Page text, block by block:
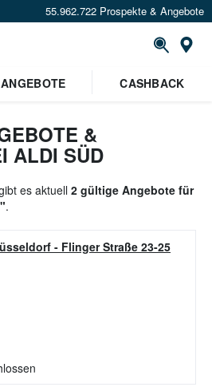
55.962.722 Prospekte & Angebote
festlegen
ANGEBOTE CASHBACK
&
ALDI SÜD
es aktuell 2 gültige Angebote für
.
- Flinger Straße 23-25